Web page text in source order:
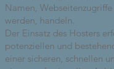
Namen,
werden, handeln.
Der Einsatz des Hosters
potenziellen und
einer sicheren, schnellen